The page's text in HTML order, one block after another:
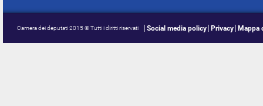
Camera dei deputati 2015 © Tutti i diritti riservati Social media policy Privacy Mappa